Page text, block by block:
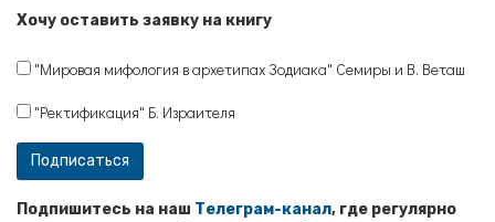
Хочу оставить заявку на книгу
"Мировая мифология в архетипах Зодиака" Семиры и В. Веташ
"Ректификация" Б. Израителя
Подпишитесь на наш Телеграм-канал, где регулярно